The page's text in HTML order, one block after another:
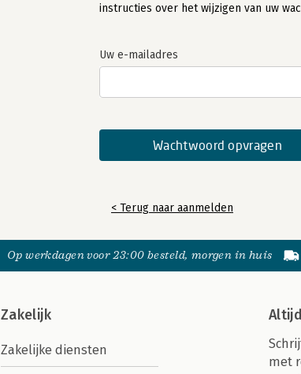
instructies over het wijzigen van uw
Uw e-mailadres
< Terug naar aanmelden
Op werkdagen voor 23:00 besteld, morgen in huis
Zakelijk
Zakelijke diensten
met